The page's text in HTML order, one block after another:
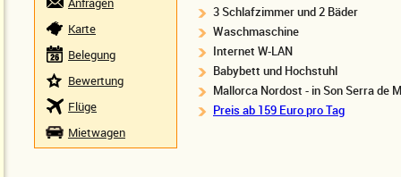
Karte
Belegung
Bewertung
Flüge
Mietwagen
3 Schlafzimmer und 2 Bäder
Waschmaschine
Internet W-LAN
Babybett und Hochstuhl
Mallorca Nordost - in Son Serra de
Preis ab 159 Euro pro Tag